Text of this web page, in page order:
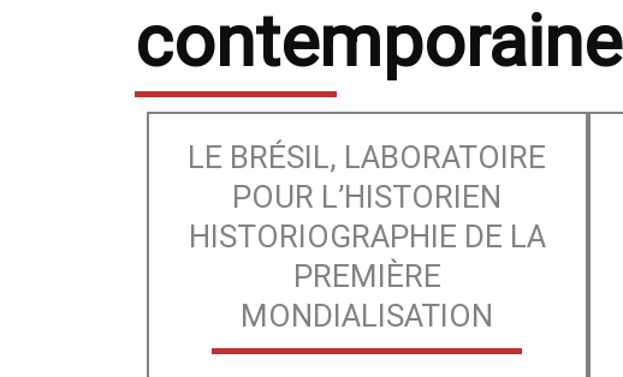
contemporaine
LE BRÉSIL, LABORATOIRE
POUR L’HISTORIEN
HISTORIOGRAPHIE DE LA
PREMIÈRE
MONDIALISATION